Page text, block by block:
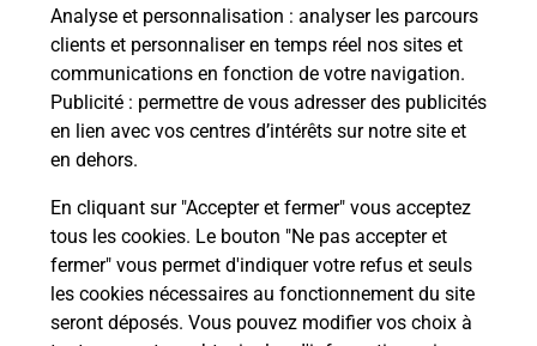
Analyse et personnalisation : analyser les parcours
clients et personnaliser en temps réel nos sites et
communications en fonction de votre navigation.
Publicité : permettre de vous adresser des publicités
en lien avec vos centres d’intérêts sur notre site et
en dehors.
En cliquant sur "Accepter et fermer" vous acceptez
tous les cookies. Le bouton "Ne pas accepter et
fermer" vous permet d'indiquer votre refus et seuls
les cookies nécessaires au fonctionnement du site
seront déposés. Vous pouvez modifier vos choix à
Prochaine collecte du courriervendredià
09h30
Place De Monaco
12600 Mur De Barrez
Localiser Liste Boîtes aux lettres Aveyron Mur De Barrez